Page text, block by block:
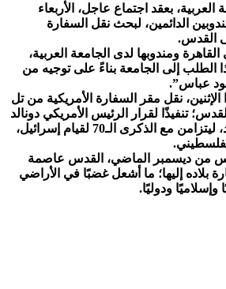
بعقد اجتماع عاجل، الأربعاء
الدائمين، لبحث نقل السفارة
القدس.
ومندوبها لدى الجامعة العربية،
الطلب إلى الجامعة بناءً على توجيه من
عباس”.
نقل مقر السفارة الأمريكية من تل
تنفيذًا لقرار الرئيس الأمريكي دونالد
ترامب، الذي حدد الموعد، ليتزامن مع الذكرى الـ70 لقيام إسرائيل،
من ديسمبر الماضي، القدس عاصمة
بلاده إليها؛ ما أشعل غضبًا في الأراضي
وإسلاميًا ودوليًا.